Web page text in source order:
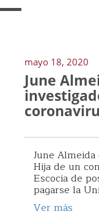
mayo 18, 2020
June
June Almeida
Hija de un
Escocia de
pagarse la
Ver más